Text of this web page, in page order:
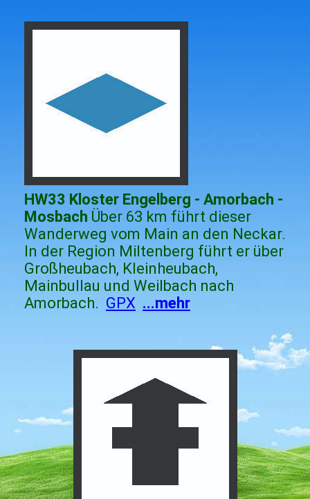
HW33 Kloster Engelberg - Amorbach -
Mosbach Über 63 km führt dieser
Wanderweg vom Main an den Neckar.
In der Region Miltenberg führt er über
Großheubach, Kleinheubach,
Mainbullau und Weilbach nach
Amorbach. GPX ...mehr